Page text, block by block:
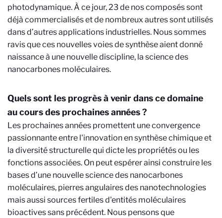
photodynamique. À ce jour, 23 de nos composés sont
déjà commercialisés et de nombreux autres sont utilisés
dans d’autres applications industrielles. Nous sommes
ravis que ces nouvelles voies de synthèse aient donné
naissance à une nouvelle discipline, la science des
nanocarbones moléculaires.
Quels sont les progrès à venir dans ce domaine
au cours des prochaines années ?
Les prochaines années promettent une convergence
passionnante entre l'innovation en synthèse chimique et
la diversité structurelle qui dicte les propriétés ou les
fonctions associées. On peut espérer ainsi construire les
bases d’une nouvelle science des nanocarbones
moléculaires, pierres angulaires des nanotechnologies
mais aussi sources fertiles d'entités moléculaires
bioactives sans précédent. Nous pensons que